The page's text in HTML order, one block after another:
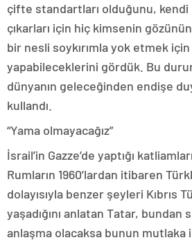
çifte standartları olduğunu,
çıkarları için hiç kimsenin
bir nesli soykırımla yok etmek
yapabileceklerini gördük. Bu
dünyanın geleceğinden endişe
kullandı.
“Yama olmayacağız”
İsrail’in Gazze’de yaptığı
Rumların 1960’lardan itibaren
dolayısıyla benzer şeyleri Kıbrıs
yaşadığını anlatan Tatar, bundan
anlaşma olacaksa bunun mutlaka